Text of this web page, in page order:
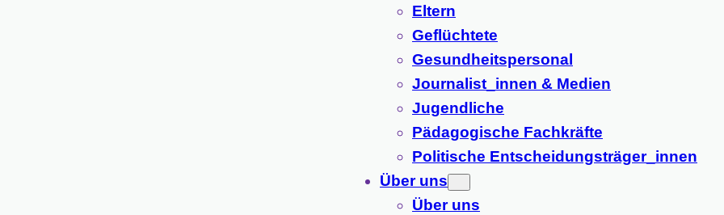
Eltern
Geflüchtete
Gesundheitspersonal
Journalist_innen & Medien
Jugendliche
Pädagogische Fachkräfte
Politische Entscheidungsträger_innen
Über uns
Über uns